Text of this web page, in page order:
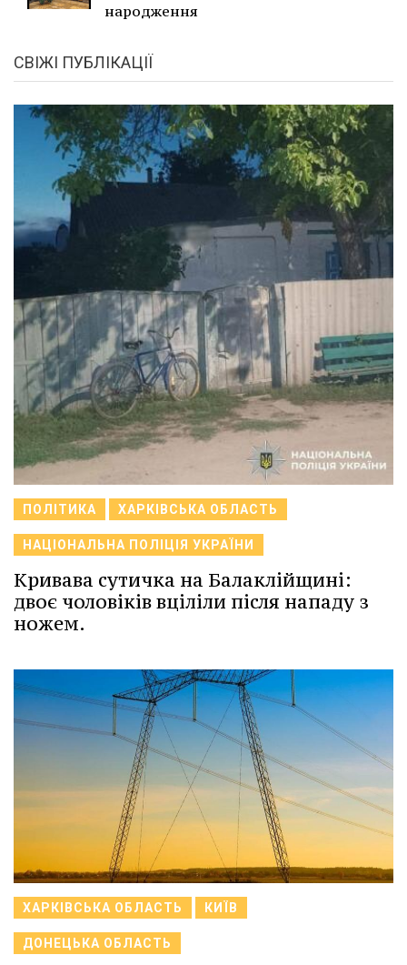
народження
СВІЖІ ПУБЛІКАЦІЇ
ПОЛІТИКА ХАРКІВСЬКА ОБЛАСТЬ
НАЦІОНАЛЬНА ПОЛІЦІЯ УКРАЇНИ
Кривава сутичка на Балаклійщині:
двоє чоловіків вціліли після нападу з
ножем.
ХАРКІВСЬКА ОБЛАСТЬ КИЇВ
ДОНЕЦЬКА ОБЛАСТЬ